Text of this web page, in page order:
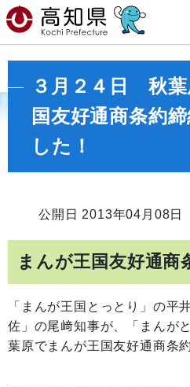
３月２４日 秋
国友好通商条約
した！
公開日 2013年04月08日
まんが王国友好通商
「まんが王国とっとり」の平
佐」の尾﨑知事が、「まんが
葉原でまんが王国友好通商条